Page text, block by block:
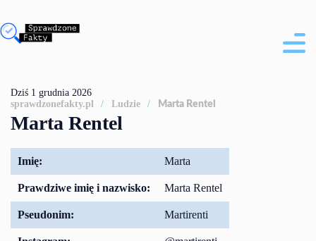
Dziś 1 grudnia 2026
sprawdzonefakty.pl
Ludzie Marta Rentel
Marta Rentel
Imię: Marta
Prawdziwe imię i nazwisko: Marta Rentel
Pseudonim: Martirenti